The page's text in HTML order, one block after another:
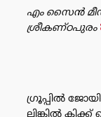
എം സൈൻ
ശ്രീകണ്ഠപുരം
ഗ്രൂപ്പിൽ
ലിങ്കിൽ